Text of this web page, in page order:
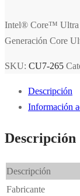
Intel® Core™ Ultra
Generación Core
SKU: CU7-265
Descripción
Información
Descripción
Descripción
Fabricante